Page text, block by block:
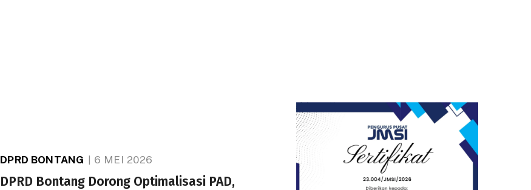
DPRD BONTANG 6 MEI 2026
DPRD Bontang Dorong Optimalisasi PAD,